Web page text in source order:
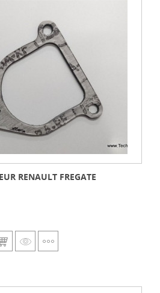
RENAULT FREGATE